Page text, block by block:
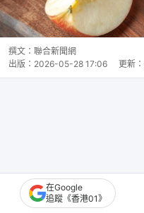
撰文： 聯合新聞網
出版： 2026-05-28 17:06 更新：
在Google
追蹤《香港01》